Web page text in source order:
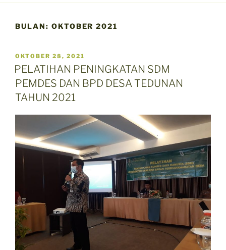
BULAN: OKTOBER 2021
POSTED
ON
OKTOBER 28, 2021
PELATIHAN PENINGKATAN SDM
PEMDES DAN BPD DESA TEDUNAN
TAHUN 2021